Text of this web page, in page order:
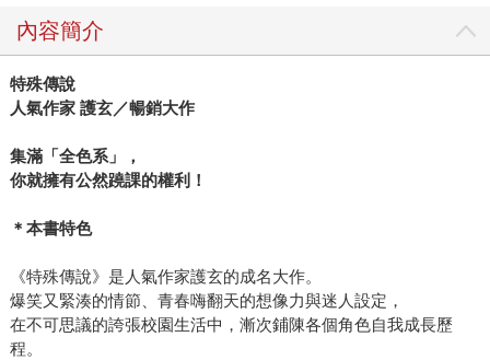
內容簡介
特殊傳說
人氣作家 護玄／暢銷大作
集滿「全色系」，
你就擁有公然蹺課的權利！
＊本書特色
《特殊傳說》是人氣作家護玄的成名大作。
爆笑又緊湊的情節、青春嗨翻天的想像力與迷人設定，
在不可思議的誇張校園生活中，漸次鋪陳各個角色自我成長歷
程。